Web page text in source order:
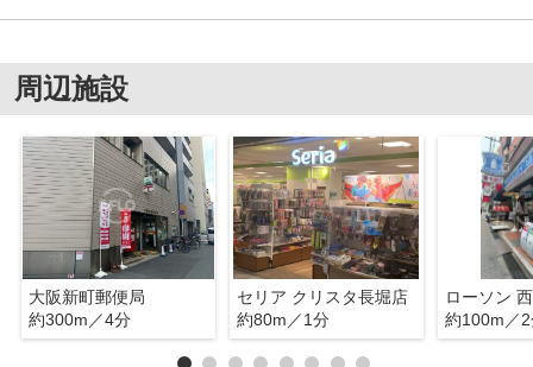
周辺施設
大阪新町郵便局
約300m／4分
セリア クリスタ長堀店
約80m／1分
約100m／